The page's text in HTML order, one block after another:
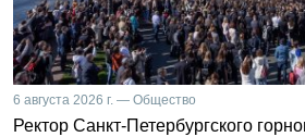
6 августа 2026 г. — Общество
Ректор Санкт-Петербургского